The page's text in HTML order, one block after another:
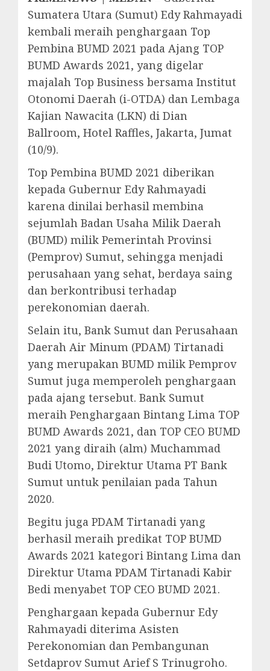
Sumatera Utara (Sumut) Edy Rahmayadi
kembali meraih penghargaan Top
Pembina BUMD 2021 pada Ajang TOP
BUMD Awards 2021, yang digelar
majalah Top Business bersama Institut
Otonomi Daerah (i-OTDA) dan Lembaga
Kajian Nawacita (LKN) di Dian
Ballroom, Hotel Raffles, Jakarta, Jumat
(10/9).
Top Pembina BUMD 2021 diberikan
kepada Gubernur Edy Rahmayadi
karena dinilai berhasil membina
sejumlah Badan Usaha Milik Daerah
(BUMD) milik Pemerintah Provinsi
(Pemprov) Sumut, sehingga menjadi
perusahaan yang sehat, berdaya saing
dan berkontribusi terhadap
perekonomian daerah.
Selain itu, Bank Sumut dan Perusahaan
Daerah Air Minum (PDAM) Tirtanadi
yang merupakan BUMD milik Pemprov
Sumut juga memperoleh penghargaan
pada ajang tersebut. Bank Sumut
meraih Penghargaan Bintang Lima TOP
BUMD Awards 2021, dan TOP CEO BUMD
2021 yang diraih (alm) Muchammad
Budi Utomo, Direktur Utama PT Bank
Sumut untuk penilaian pada Tahun
2020.
Begitu juga PDAM Tirtanadi yang
berhasil meraih predikat TOP BUMD
Awards 2021 kategori Bintang Lima dan
Direktur Utama PDAM Tirtanadi Kabir
Bedi menyabet TOP CEO BUMD 2021.
Penghargaan kepada Gubernur Edy
Rahmayadi diterima Asisten
Perekonomian dan Pembangunan
Setdaprov Sumut Arief S Trinugroho.